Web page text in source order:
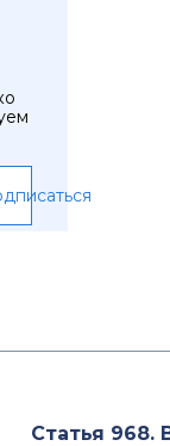
Статья 968.